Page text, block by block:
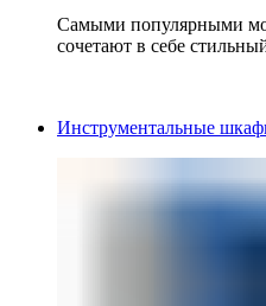
Самыми популярными
сочетают в себе
Инструментальные